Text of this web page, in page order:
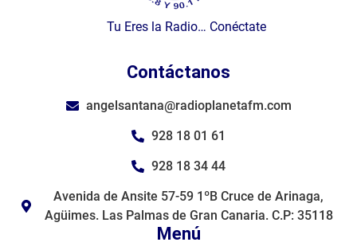
Tu Eres la Radio… Conéctate
Menú
Contáctanos
angelsantana@radioplanetafm.com
928 18 01 61
928 18 34 44
Avenida de Ansite 57-59 1ºB Cruce de Arinaga,
Agüimes. Las Palmas de Gran Canaria. C.P: 35118